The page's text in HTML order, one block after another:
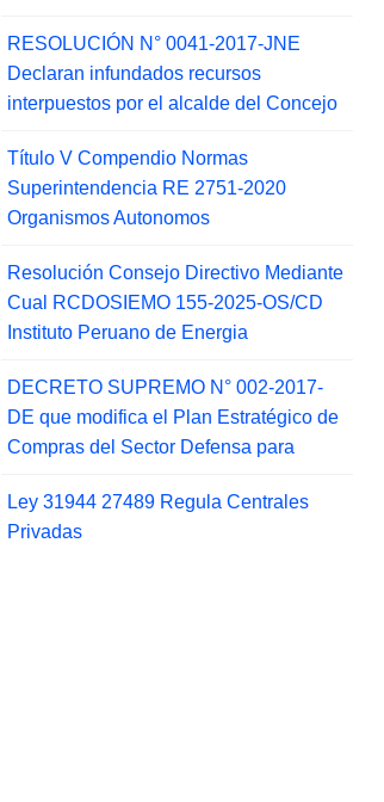
RESOLUCIÓN N° 0041-2017-JNE
Declaran infundados recursos
interpuestos por el alcalde del Concejo
Título V Compendio Normas
Superintendencia RE 2751-2020
Organismos Autonomos
Resolución Consejo Directivo Mediante
Cual RCDOSIEMO 155-2025-OS/CD
Instituto Peruano de Energia
DECRETO SUPREMO N° 002-2017-
DE que modifica el Plan Estratégico de
Compras del Sector Defensa para
Ley 31944 27489 Regula Centrales
Privadas